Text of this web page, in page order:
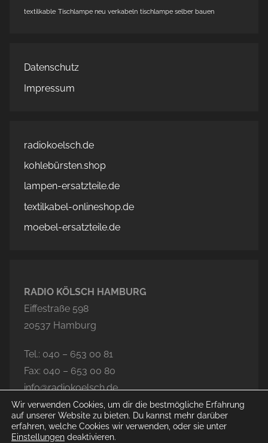
textilkable Tischlampe neu verkabeln tischlampe selber bauen
Datenschutz
Impressum
radiokoelsch.de
kohlebürsten.shop
lampen-ersatzteile.de
textilkabel-onlineshop.de
moebel-ersatzteile.de
RADIO KÖLSCH HAMBURG
Eiffestraße 598
20537 Hamburg
Tel.: 040 – 653 00 81
Fax: 040 – 653 00 80
info@radiokoelsch.de
Wir verwenden Cookies, um dir die bestmögliche Erfahrung
auf unserer Website zu bieten. Du kannst mehr darüber
erfahren, welche Cookies wir verwenden, oder sie unter
Einstellungen deaktivieren.